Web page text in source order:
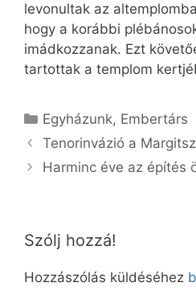
levonultak az
hogy a korábbi
imádkozzanak. Ezt
tartottak a templom
Kategória
Egyházunk, Embertárs
Tenorinvázió a
Harminc éve az építés
Szólj hozzá!
Hozzászólás küldéséhez